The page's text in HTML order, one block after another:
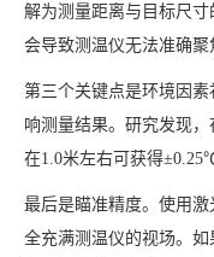
解为测量距离与目标尺寸
会导致测温仪无法准确聚
第三个关键点是环境因
响测量结果。研究发现
在1.0米左右可获得
最后是瞄准精度。使用
全充满测温仪的视场。